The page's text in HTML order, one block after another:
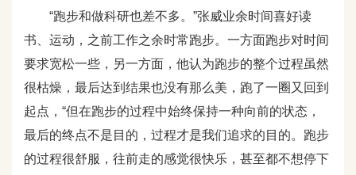
“跑步和做科研也差不多。”张威业余时间喜好读
书、运动，之前工作之余时常跑步。一方面跑步对时间
要求宽松一些，另一方面，他认为跑步的整个过程虽然
很枯燥，最后达到结果也没有那么美，跑了一圈又回到
起点，“但在跑步的过程中始终保持一种向前的状态，
最后的终点不是目的，过程才是我们追求的目的。跑步
的过程很舒服，往前走的感觉很快乐，甚至都不想停下